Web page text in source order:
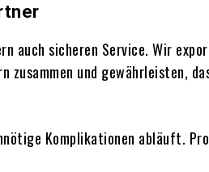
auch sicheren Service. Wir
und gewährleisten,
Komplikationen abläuft.